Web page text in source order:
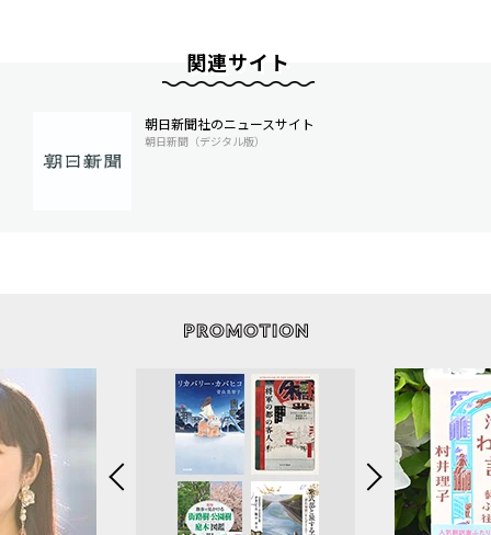
関連サイト
朝日新聞社のニュースサイト
朝日新聞（デジタル版）